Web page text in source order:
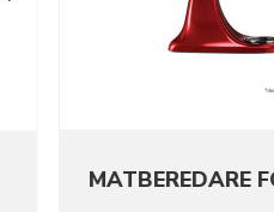
MATBEREDARE